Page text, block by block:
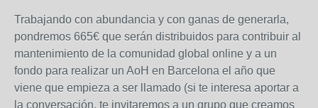
Trabajando con abundancia y con ganas de generarla,
pondremos 665€ que serán distribuidos para contribuir al
mantenimiento de la comunidad global online y a un
fondo para realizar un AoH en Barcelona el año que
viene que empieza a ser llamado (si te interesa aportar a
la conversación, te invitaremos a un grupo que creamos